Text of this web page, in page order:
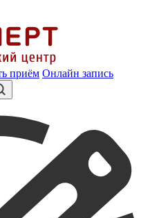
приём Онлайн запись